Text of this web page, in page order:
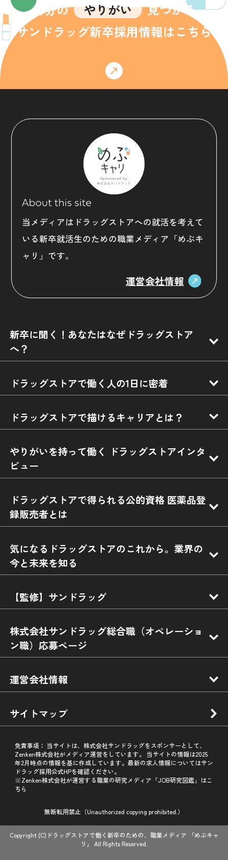
自分の やりがい
見つかる
サンドラッグ新卒採用情報はこちら
当メディアはドラッグストアへの就活を考えて
いる新卒就活生のための職業メディア「めぶキ
ャリ」です。
運営会社情報
新卒に聞く！あなたはなぜドラッグストア
へ？
ドラッグストアで働く人の1日に密着
ドラッグストアで描けるキャリアとは？
やりがいを持って働く ドラッグストアインタ
ビュー
ドラッグストアで得られる公的資格 医薬品登
録販売者とは
気になるドラッグストアのこれから。業界の
今と未来を知る
【監修】サンドラッグ
株式会社サンドラッグ総合職（オペレーショ
ン職）応募ページ
運営会社情報
サイトマップ
免責事項： 当サイトは、株式会社サンドラッグをスポンサーとして、
Zenken株式会社がメディア運営をしています。 当サイトの情報は2025
年2月時点の情報を基に作成しています。最新の求人情報についてはサン
ドラッグ採用公式HPを確認ください。
※Zenken株式会社が運営する職業の研究メディア「JOB研究図鑑」はこ
ちら
無断転用禁止（Unauthorized copying prohibited.）
Copyright (C) ドラッグストアで働く新卒のための、職業メディア 「めぶキャ
リ」
All Rights Reserved.